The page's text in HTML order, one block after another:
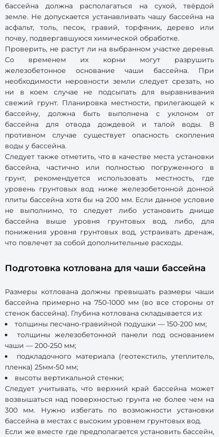
бассейна должна располагаться на сухой, твёрдой
земле. Не допускается устанавливать чашу бассейна на
асфальт, толь, песок, гравий, торфяник, дерево или
почву, подвергавшуюся химической обработке.
Проверить, не растут ли на выбранном участке деревья.
Со временем их корни могут разрушить
железобетонное основание чаши бассейна. При
необходимости неровности земли следует срезать, но
ни в коем случае не подсыпать для выравнивания
свежий грунт. Планировка местности, прилегающей к
бассейну, должна быть выполнена с уклоном от
бассейна для отвода дождевой и талой воды. В
противном случае существует опасность скопления
воды у бассейна.
Следует также отметить, что в качестве места установки
бассейна, частично или полностью погруженного в
грунт, рекомендуется использовать местность, где
уровень грунтовых вод ниже железобетонной донной
плиты бассейна хотя бы на 200 мм. Если данное условие
не выполнимо, то следует либо установить днище
бассейна выше уровня грунтовых вод, либо, для
понижения уровня грунтовых вод, устраивать дренаж,
что повлечет за собой дополнительные расходы.
Подготовка котлована для чаши бассейна
Размеры котлована должны превышать размеры чаши
бассейна примерно на 750-1000 мм (во все стороны от
стенок бассейна). Глубина котлована складывается из:
толщины песчано-гравийной подушки — 150-200 мм;
толщины железобетонной панели под основанием
чаши — 200-250 мм;
подкладочного материала (геотекстиль, утеплитель,
пленка) 25мм-50 мм;
высоты вертикальной стенки;
Следует учитывать, что верхний край бассейна может
возвышаться над поверхностью грунта не более чем на
300 мм. Нужно избегать по возможности установки
бассейна в местах с высоким уровнем грунтовых вод.
Если же вместе где предполагается установить бассейн,